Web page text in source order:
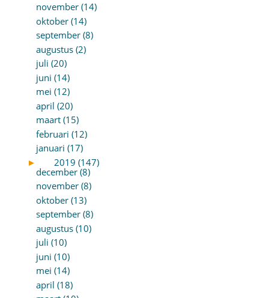
november (14)
oktober (14)
september (8)
augustus (2)
juli (20)
juni (14)
mei (12)
april (20)
maart (15)
februari (12)
januari (17)
►
2019 (147)
december (8)
november (8)
oktober (13)
september (8)
augustus (10)
juli (10)
juni (10)
mei (14)
april (18)